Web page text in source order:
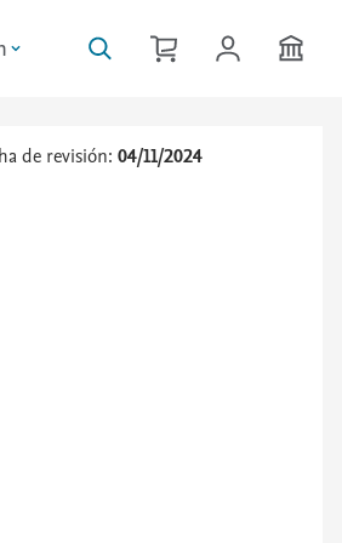
de revisión:04/11/2024